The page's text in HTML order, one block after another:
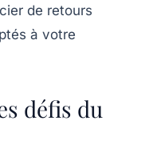
de retours
à votre
défis du